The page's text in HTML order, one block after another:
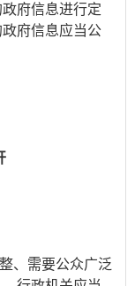
府信息进行定
府信息应当公
、需要公众广泛